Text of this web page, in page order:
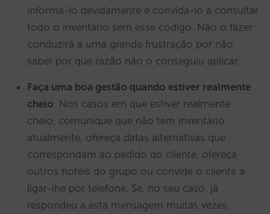
informá-lo devidamente e convidá-lo a consultar
todo o inventário sem esse código. Não o fazer
conduzirá a uma grande frustração por não
saber por que razão não o conseguiu aplicar.
Faça uma boa gestão quando estiver realmente
cheio . Nos casos em que estiver realmente
cheio, comunique que não tem inventário
atualmente, ofereça datas alternativas que
correspondam ao pedido do cliente, ofereça
outros hotéis do grupo ou convide o cliente a
ligar-lhe por telefone. Se, no seu caso, já
respondeu a esta mensagem muitas vezes,